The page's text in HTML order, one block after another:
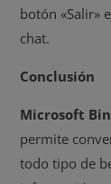
botón «Salir»
chat.
Conclusión
Microsoft
permite
todo tipo de